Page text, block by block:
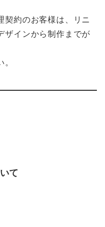
契約のお客様は、リニ
ザインから制作までが
て